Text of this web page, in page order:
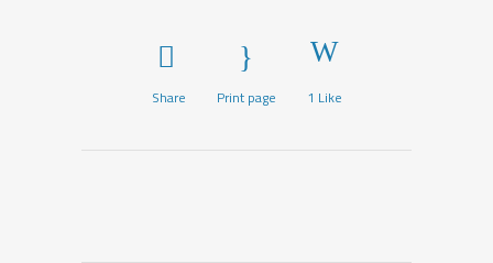
Share Print page 1 Like